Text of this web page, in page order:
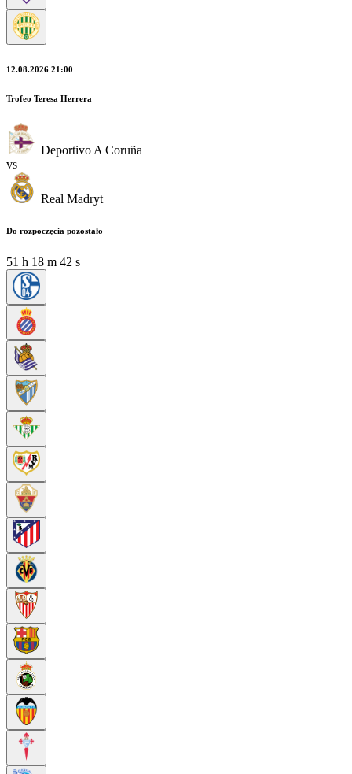
12.08.2026 21:00
Trofeo Teresa Herrera
Deportivo A Coruña
vs
Real Madryt
Do rozpoczęcia pozostało
51 h 18 m 40 s